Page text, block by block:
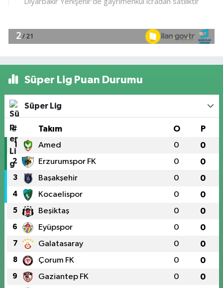
Süper Lig Puan Durumu
Süper Lig
# Takım O P
1 Amed 0 0
2 Erzurumspor FK 0 0
3 Başakşehir 0 0
4 Kocaelispor 0 0
5 Beşiktaş 0 0
6 Eyüpspor 0 0
7 Galatasaray 0 0
8 Çorum FK 0 0
9 Gaziantep FK 0 0